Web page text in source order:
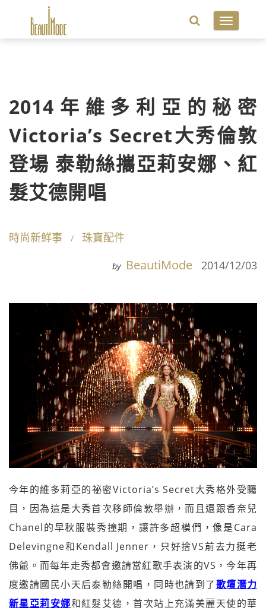
Toggle
2014年維多利亞的秘密
Victoria’s Secret大秀倫敦
登場 泰勒絲攜亞莉安娜、紅
髮艾德開唱
時尚新鮮事 珠寶配件
by BeautiMode 2014/12/03
今年的維多莉亞的祕密Victoria’s Secret大秀格外受矚
目，因為這是大秀首次移師倫敦舉辦，而且還跟香奈兒
Chanel的早秋服裝秀撞期，讓許多超模們，像是Cara
Delevingne和Kendall Jenner，只好捨VS前去力挺老
佛爺。而每年走秀都會邀請當紅歌手表演的VS，今年再
度邀請國民小天后泰勒絲開唱，同時也請到了歌壇潛力
新星亞莉安娜和紅髮艾德，首次站上充滿美麗天使的華